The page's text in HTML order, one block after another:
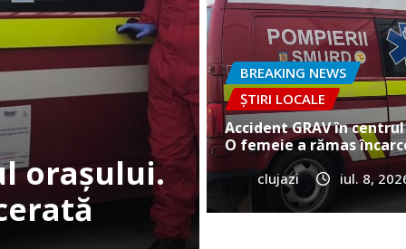
Cum a murit băiețelul
Vultureni? Era cu tatăl
clujazi iun. 25, 2026 0
BREAKING NEWS
ȘTIRI LOCALE
Accident GRAV în
O femeie a rămas
clujazi iul. 8,